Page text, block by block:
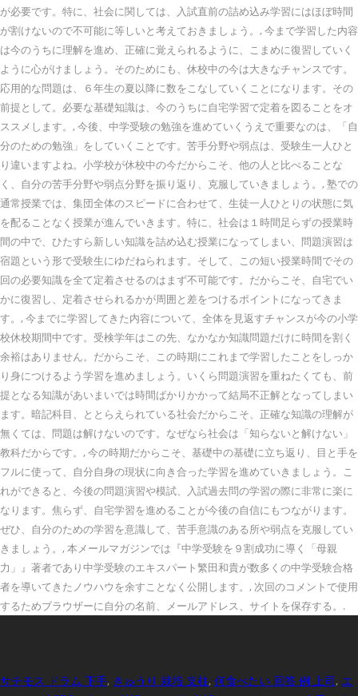
が必要です。特に、社会に関しては、入試直前の詰め込み学習にはほぼ時間
が割けないので不可能に等しいと考えておきましょう。, 今まで学習した内容
は今のうちに理解を進め、正確に覚えられるように、こまめに復習していく
ように心がけましょう。そのためにも、休校中の今は大きなチャンスです。
応用的な問題は、６年生の夏以降に数をこなしていくことになります。その
前提として。必要な基礎知識は、今のうちに自宅学習で定着を図ることをオ
ススメします。, 今後、中学受験の勉強を進めていくうえで重要なのは、「自
分のための勉強」をしていくことです。苦手分野や弱点は、受験生一人ひと
り違いますよね。小学校が休校中の今だからこそ、他の人と比べることな
く、自分の苦手分野や弱点分野を振り返り、克服していきましょう。, 塾での
通常授業では、集団全体のスピードに合わせて、生徒一人ひとりの状態に気
を配ることなく授業が進んでいきます。特に、社会は１時間足らずの授業時
間の中で、ひたすら新しい知識を詰め込む授業になってしまい、問題演習は
宿題という形で受験生にゆだねられます。そして、この短い授業時間でその
回の必要知識を全て定着させるのはまず不可能です。だからこそ、自宅でい
かに復習し、定着させられるかが周囲と差をつけるポイントになってきま
す。, 今までに学習してきた内容について、全体を見返すチャンスが今の小学
校休校期間中です。受検学年はこの先、なかなか知識問題だけに時間を割く
余裕はありません。だからこそ、この時期にこれまで学習したことをしっか
り身につけるよう学習を進めましょう。いくら問題演習を重ねたくても、前
提となる知識があいまいでは時間ばかりかかって結局不正解となってしまい
ます。暗記科目、ととらえられている社会だからこそ、正確な知識の理解が
無くては、問題は解けないのです。なぜなら社会は「知らないと解けない」
教科だからです。, 今の時期だからこそ、基礎中の基礎に立ち返り、目と手を
フルに使って、自分自身の現状に向き合った学習を進めていきましょう。こ
れができると、今後の問題演習や模試、入試過去問の学習の際に非常に楽に
なります。焦らず、自宅学習を進めることが今後の自信にもつながります。
ぜひ、自分のための学習を意識して、苦手意識のある所や弱点を克服してい
きましょう。, 本メールマガジンでは『中学受験を９割成功に導く「母親
力」』著者であり中学受験のエキスパート繁田和貴が数多くの中学受験合格
者を導いてきたノウハウを余すことなく公開します。, 次回のコメントで使用
するためブラウザーに自分の名前、メールアドレス、サイトを保存する。.
サチモス ドラム 下手, きゅうり 栽培 支柱, 何食べたい 回答 例 上司, エ